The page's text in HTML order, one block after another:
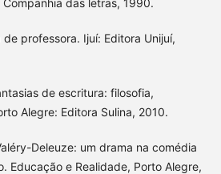
das letras, 1990.
de professora. Ijuí: Editora Unijuí,
de escritura: filosofia,
Alegre: Editora Sulina, 2010.
Deleuze: um drama na comédia
Educação e Realidade, Porto Alegre,